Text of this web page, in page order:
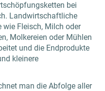
bei
Landwirtschaftliche
wie Fleisch, Milch oder
Molkereien oder Mühlen
und die Endprodukte
kleinere
man die Abfolge aller